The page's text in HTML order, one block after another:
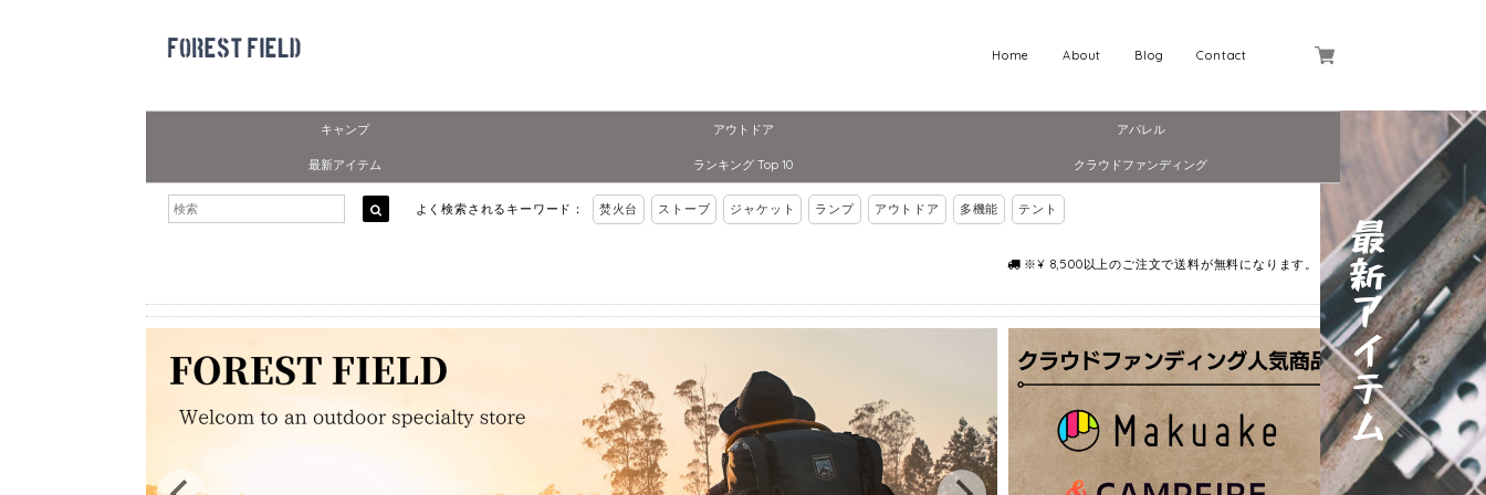
Contact
Blog
About
Home
キャンプ アウトドア アパレル
最新アイテム ランキング Top 10 クラウドファンディング
よく検索されるキーワード： 焚火台 ストーブ ジャケット ランプ アウトドア 多機能 テント
※¥ 8,500以上のご注文で送料が無料になります。